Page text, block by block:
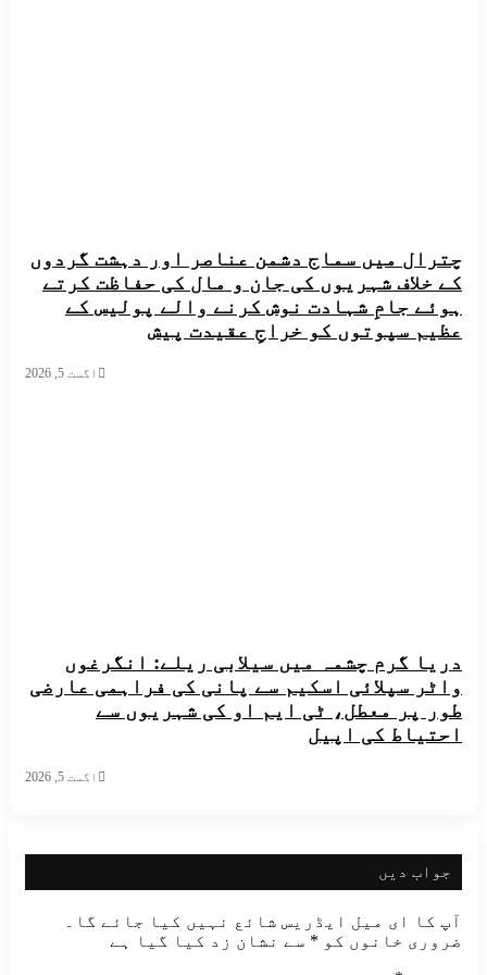
میں سماج دشمن عناصر اور دہشت گردوں
شہریوں کی جان و مال کی حفاظت کرتے
جامِ شہادت نوش کرنے والے پولیس کے
سپوتوں کو خراجِ عقیدت پیش
گرم چشمہ میں سیلابی ریلے: انگرغوں
سپلائی اسکیم سے پانی کی فراہمی عارضی
پر معطل، ٹی ایم او کی شہریوں سے
کی اپیل
دیں
ای میل ایڈریس شائع نہیں کیا جائے گا۔
خانوں کو * سے نشان زد کیا گیا ہے